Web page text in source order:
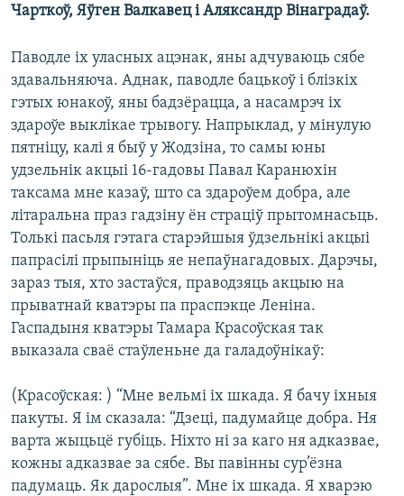
Чарткоў, Яўген Валкавец і Аляксандр Вінаградаў.
Паводле іх уласных ацэнак, яны адчуваюць сябе
здавальняюча. Аднак, паводле бацькоў і блізкіх
гэтых юнакоў, яны бадзёрацца, а насамрэч іх
здароўе выклікае трывогу. Напрыклад, у мінулую
пятніцу, калі я быў у Жодзіна, то самы юны
удзельнік акцыі 16-гадовы Павал Каранюхін
таксама мне казаў, што са здароўем добра, але
літаральна праз гадзіну ён страціў прытомнасьць.
Толькі пасьля гэтага старэйшыя ўдзельнікі акцыі
папрасілі прыпыніць яе непаўнагадовых. Дарэчы,
зараз тыя, хто застаўся, праводзяць акцыю на
прыватнай кватэры па праспэкце Леніна.
Гаспадыня кватэры Тамара Красоўская так
выказала сваё стаўленьне да галадоўнікаў:
(Красоўская: ) “Мне вельмі іх шкада. Я бачу іхныя
пакуты. Я ім сказала: “Дзеці, падумайце добра. Ня
варта жыцьцё губіць. Ніхто ні за каго ня адказвае,
кожны адказвае за сябе. Вы павінны сур’ёзна
падумаць. Як дарослыя”. Мне іх шкада. Я хварэю